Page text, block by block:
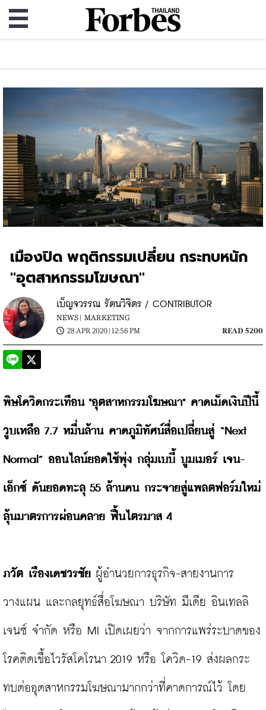
เมืองปิด พฤติกรรมเปลี่ยน กระทบหนัก
"อุตสาหกรรมโฆษณา"
เบ็ญจวรรณ รัตนวิจิตร / CONTRIBUTOR
NEWS | MARKETING
28 APR 2020 | 12:56 PM
READ 5200
พิษโควิดกระเทือน "อุตสาหกรรมโฆษณา" คาดเม็ดเงินปีนี้
วูบเหลือ 7.7 หมื่นล้าน คาดภูมิทัศน์สื่อเปลี่ยนสู่ “Next
Normal ” ออนไลน์ยอดใช้พุ่ง กลุ่มเบบี้ บูมเมอร์ เจน-
เอ็กซ์ ดันยอดทะลุ 55 ล้านคน กระจายสู่แพลตฟอร์มใหม่
ลุ้นมาตรการผ่อนคลาย ฟื้นไตรมาส 4
ภวัต เรืองเดชวรชัย ผู้อำนวยการธุรกิจ-สายงานการ
วางแผน และกลยุทธ์สื่อโฆษณา บริษัท มีเดีย อินเทลลิ
เจนซ์ จํากัด หรือ MI เปิดเผยว่า จากการแพร่ระบาดของ
โรคติดเชื้อไวรัสโคโรนา 2019 หรือ โควิด-19 ส่งผลกระ
ทบต่ออุตสาหกรรมโฆษณามากกว่าที่คาดการณ์ไว้ โดย